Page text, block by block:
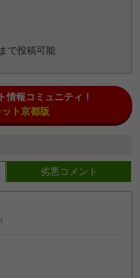
で投稿可能
情報コミュニティ！
ト京都版
劣悪コメント